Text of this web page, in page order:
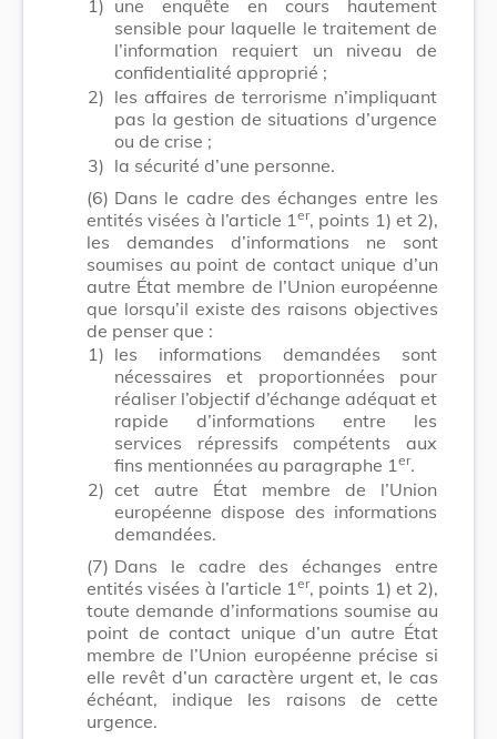
1) une enquête en cours hautement
sensible pour laquelle le traitement de
l’information requiert un niveau de
confidentialité approprié ;
2) les affaires de terrorisme n’impliquant
pas la gestion de situations d’urgence
ou de crise ;
3) la sécurité d’une personne.
(6) Dans le cadre des échanges entre les
entités visées à l’article 1 er, points 1) et 2),
les demandes d’informations ne sont
soumises au point de contact unique d’un
autre État membre de l’Union européenne
que lorsqu’il existe des raisons objectives
de penser que :
1) les informations demandées sont
nécessaires et proportionnées pour
réaliser l’objectif d’échange adéquat et
rapide d’informations entre les
services répressifs compétents aux
fins mentionnées au paragraphe 1 er.
2) cet autre État membre de l’Union
européenne dispose des informations
demandées.
(7) Dans le cadre des échanges entre
entités visées à l’article 1 er, points 1) et 2),
toute demande d’informations soumise au
point de contact unique d’un autre État
membre de l’Union européenne précise si
elle revêt d’un caractère urgent et, le cas
échéant, indique les raisons de cette
urgence.